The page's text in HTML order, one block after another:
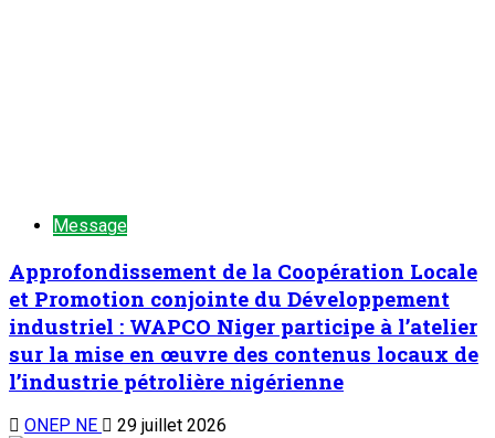
Message
Approfondissement de la Coopération Locale
et Promotion conjointe du Développement
industriel : WAPCO Niger participe à l’atelier
sur la mise en œuvre des contenus locaux de
l’industrie pétrolière nigérienne
ONEP NE 29 juillet 2026